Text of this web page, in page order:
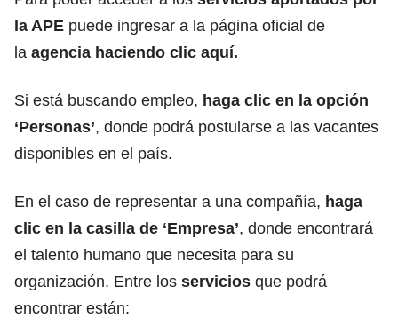
la APE puede ingresar a la página oficial de
la agencia haciendo clic aquí.
Si está buscando empleo, haga clic en la opción
‘Personas’, donde podrá postularse a las vacantes
disponibles en el país.
En el caso de representar a una compañía, haga
clic en la casilla de ‘Empresa’, donde encontrará
el talento humano que necesita para su
organización. Entre los servicios que podrá
encontrar están: